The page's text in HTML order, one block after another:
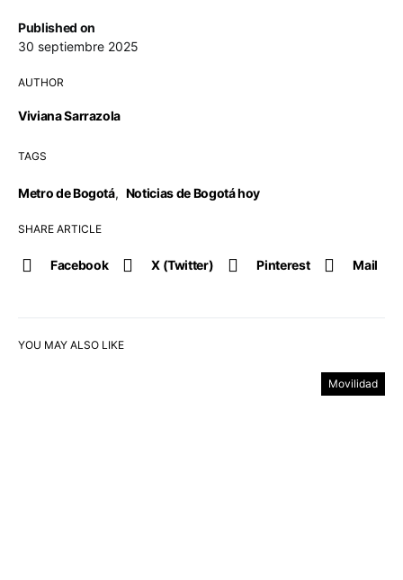
Published on
30 septiembre 2025
AUTHOR
Viviana Sarrazola
TAGS
Metro de Bogotá, Noticias de Bogotá hoy
SHARE ARTICLE
Facebook X (Twitter) Pinterest Mail
YOU MAY ALSO LIKE
Movilidad